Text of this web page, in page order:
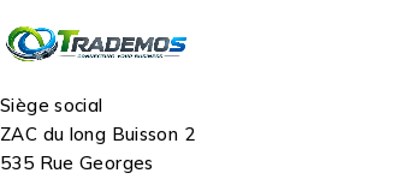
Siège social
ZAC du long Buisson 2
535 Rue Georges